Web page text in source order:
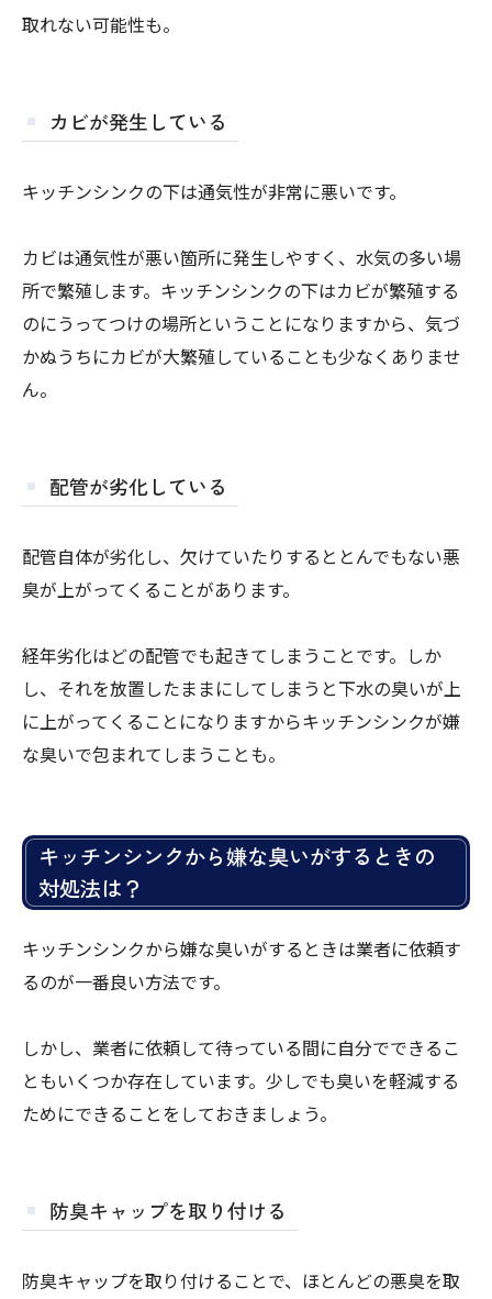
取れない可能性も。
カビが発生している
キッチンシンクの下は通気性が非常に悪いです。
カビは通気性が悪い箇所に発生しやすく、水気の多い場
所で繁殖します。キッチンシンクの下はカビが繁殖する
のにうってつけの場所ということになりますから、気づ
かぬうちにカビが大繁殖していることも少なくありませ
ん。
配管が劣化している
配管自体が劣化し、欠けていたりするととんでもない悪
臭が上がってくることがあります。
経年劣化はどの配管でも起きてしまうことです。しか
し、それを放置したままにしてしまうと下水の臭いが上
に上がってくることになりますからキッチンシンクが嫌
な臭いで包まれてしまうことも。
キッチンシンクから嫌な臭いがするときの
対処法は？
キッチンシンクから嫌な臭いがするときは業者に依頼す
るのが一番良い方法です。
しかし、業者に依頼して待っている間に自分でできるこ
ともいくつか存在しています。少しでも臭いを軽減する
ためにできることをしておきましょう。
防臭キャップを取り付ける
防臭キャップを取り付けることで、ほとんどの悪臭を取